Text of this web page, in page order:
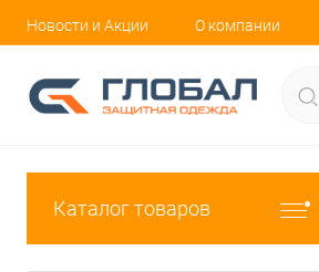
Новости и Акции О компании
Каталог товаров